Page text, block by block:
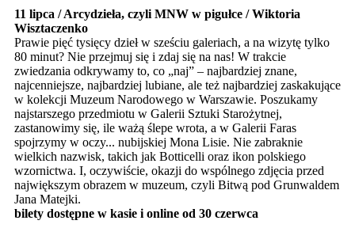
11 lipca / Arcydzieła, czyli MNW w pigułce / Wiktoria
Wisztaczenko
Prawie pięć tysięcy dzieł w sześciu galeriach, a na wizytę tylko
80 minut? Nie przejmuj się i zdaj się na nas! W trakcie
zwiedzania odkrywamy to, co „naj” – najbardziej znane,
najcenniejsze, najbardziej lubiane, ale też najbardziej zaskakujące
w kolekcji Muzeum Narodowego w Warszawie. Poszukamy
najstarszego przedmiotu w Galerii Sztuki Starożytnej,
zastanowimy się, ile ważą ślepe wrota, a w Galerii Faras
spojrzymy w oczy... nubijskiej Mona Lisie. Nie zabraknie
wielkich nazwisk, takich jak Botticelli oraz ikon polskiego
wzornictwa. I, oczywiście, okazji do wspólnego zdjęcia przed
największym obrazem w muzeum, czyli Bitwą pod Grunwaldem
Jana Matejki.
bilety dostępne w kasie i online od 30 czerwca